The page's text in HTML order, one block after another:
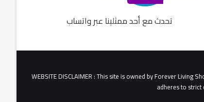
تحدث مع أحد ممثلينا عبر واتساب
WEBSITE DISCLAIMER: This site is owned by Forever Living
adheres to strict